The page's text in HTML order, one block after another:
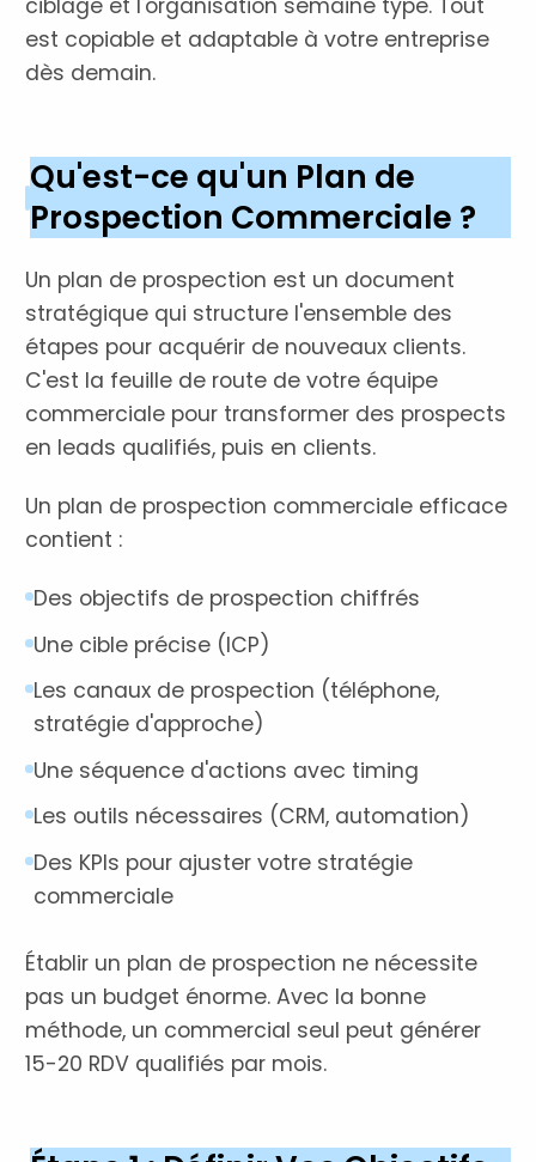
ciblage et l'organisation semaine type. Tout
est copiable et adaptable à votre entreprise
dès demain.
Qu'est-ce qu'un Plan de
Prospection Commerciale ?
Un plan de prospection est un document
stratégique qui structure l'ensemble des
étapes pour acquérir de nouveaux clients.
C'est la feuille de route de votre équipe
commerciale pour transformer des prospects
en leads qualifiés, puis en clients.
Un plan de prospection commerciale efficace
contient :
Des objectifs de prospection chiffrés
Une cible précise (ICP)
Les canaux de prospection (téléphone,
stratégie d'approche)
Une séquence d'actions avec timing
Les outils nécessaires (CRM, automation)
Des KPIs pour ajuster votre stratégie
commerciale
Établir un plan de prospection ne nécessite
pas un budget énorme. Avec la bonne
méthode, un commercial seul peut générer
15-20 RDV qualifiés par mois.